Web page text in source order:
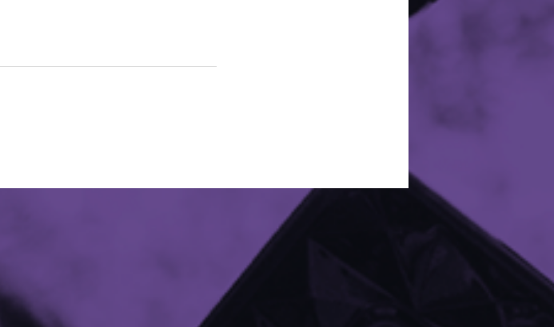
está por trás da Destak!